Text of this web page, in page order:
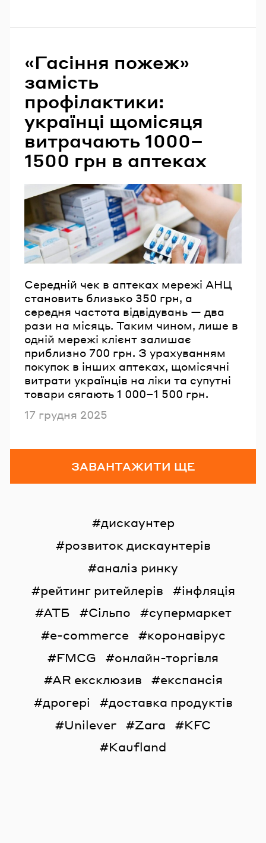
«Гасіння пожеж»
замість
профілактики:
українці щомісяця
витрачають 1000–
1500 грн в аптеках
Середній чек в аптеках мережі АНЦ
становить близько 350 грн, а
середня частота відвідувань — два
рази на місяць. Таким чином, лише в
одній мережі клієнт залишає
приблизно 700 грн. З урахуванням
покупок в інших аптеках, щомісячні
витрати українців на ліки та супутні
товари сягають 1 000–1 500 грн.
Опубліковано
17 грудня 2025
ЗАВАНТАЖИТИ ЩЕ
дискаунтер
розвиток дискаунтерів
аналіз ринку
рейтинг ритейлерів
інфляція
АТБ
Сільпо
супермаркет
e-commerce
коронавірус
FMCG
онлайн-торгівля
AR ексклюзив
експансія
дрогері
доставка продуктів
Unilever
Zara
KFC
Kaufland